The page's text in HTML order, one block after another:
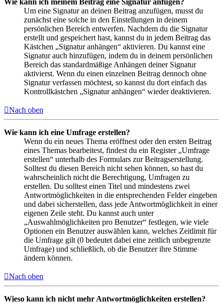
Wie kann ich meinem Beitrag eine Signatur anfügen?
Um eine Signatur an deinen Beitrag anzufügen, musst du
zunächst eine solche in den Einstellungen in deinem
persönlichen Bereich entwerfen. Nachdem du die Signatur
erstellt und gespeichert hast, kannst du in jedem Beitrag das
Kästchen „Signatur anhängen“ aktivieren. Du kannst eine
Signatur auch hinzufügen, indem du in deinem persönlichen
Bereich das standardmäßige Anhängen deiner Signatur
aktivierst. Wenn du einen einzelnen Beitrag dennoch ohne
Signatur verfassen möchtest, so kannst du dort einfach das
Kontrollkästchen „Signatur anhängen“ wieder deaktivieren.
Nach oben
Wie kann ich eine Umfrage erstellen?
Wenn du ein neues Thema eröffnest oder den ersten Beitrag
eines Themas bearbeitest, findest du ein Register „Umfrage
erstellen“ unterhalb des Formulars zur Beitragserstellung.
Solltest du diesen Bereich nicht sehen können, so hast du
wahrscheinlich nicht die Berechtigung, Umfragen zu
erstellen. Du solltest einen Titel und mindestens zwei
Antwortmöglichkeiten in die entsprechenden Felder eingeben
und dabei sicherstellen, dass jede Antwortmöglichkeit in einer
eigenen Zeile steht. Du kannst auch unter
„Auswahlmöglichkeiten pro Benutzer“ festlegen, wie viele
Optionen ein Benutzer auswählen kann, welches Zeitlimit für
die Umfrage gilt (0 bedeutet dabei eine zeitlich unbegrenzte
Umfrage) und schließlich, ob die Benutzer ihre Stimme
ändern können.
Nach oben
Wieso kann ich nicht mehr Antwortmöglichkeiten erstellen?